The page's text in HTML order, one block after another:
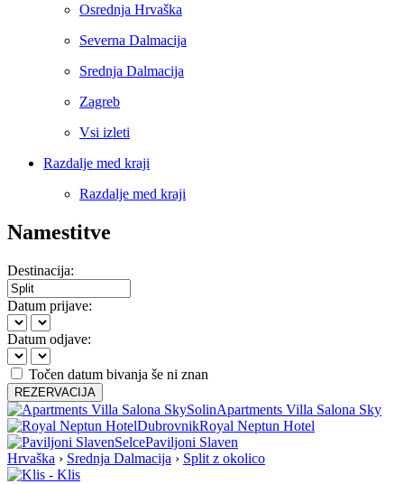
Osrednja Hrvaška
Severna Dalmacija
Srednja Dalmacija
Zagreb
Vsi izleti
Razdalje med kraji
Razdalje med kraji
Namestitve
Destinacija:
Datum prijave:
Datum odjave:
Točen datum bivanja še ni znan
REZERVACIJA
SolinApartments Villa Salona Sky
DubrovnikRoyal Neptun Hotel
SelcePaviljoni Slaven
Hrvaška › Srednja Dalmacija › Split z okolico